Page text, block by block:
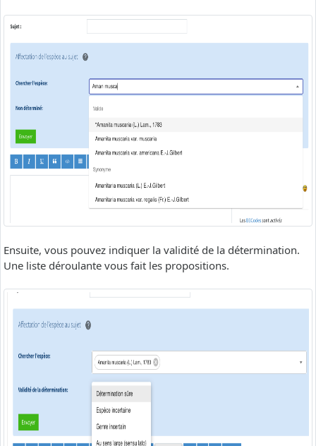
Ensuite, vous pouvez indiquer la validité de la détermination.
Une liste déroulante vous fait les propositions.